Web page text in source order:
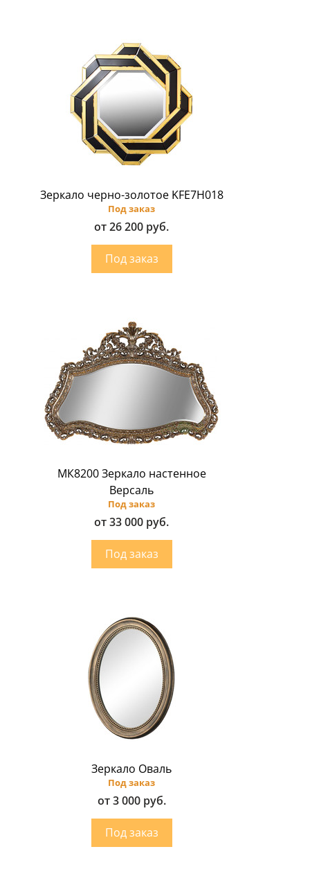
Зеркало черно-золотое KFE7H018
Под заказ
от 26 200 руб.
МК8200 Зеркало настенное
Версаль
Под заказ
от 33 000 руб.
Зеркало Оваль
Под заказ
от 3 000 руб.